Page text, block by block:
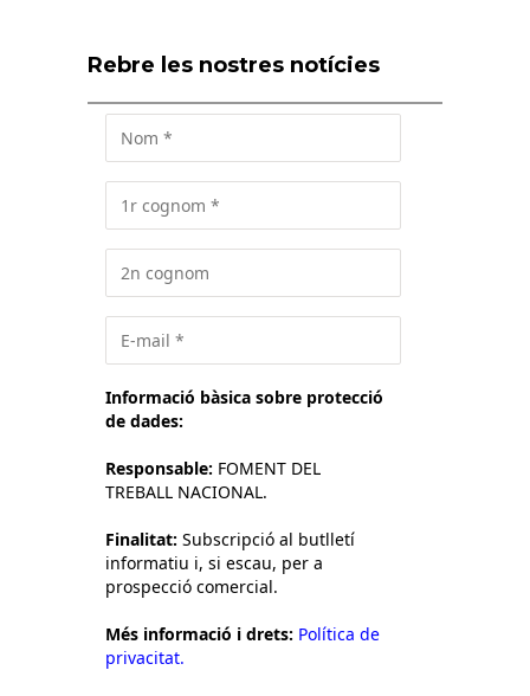
Rebre les nostres notícies
Informació bàsica sobre protecció
de dades:
Responsable: FOMENT DEL
TREBALL NACIONAL.
Finalitat: Subscripció al butlletí
informatiu i, si escau, per a
prospecció comercial.
Més informació i drets: Política de
privacitat.